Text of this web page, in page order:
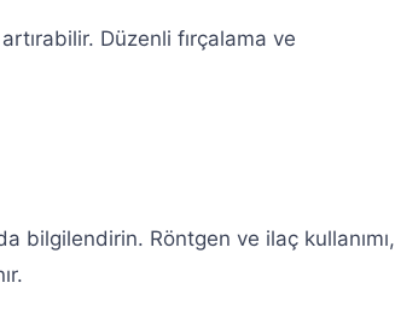
Düzenli fırçalama ve
bilgilendirin. Röntgen ve ilaç kullanımı,